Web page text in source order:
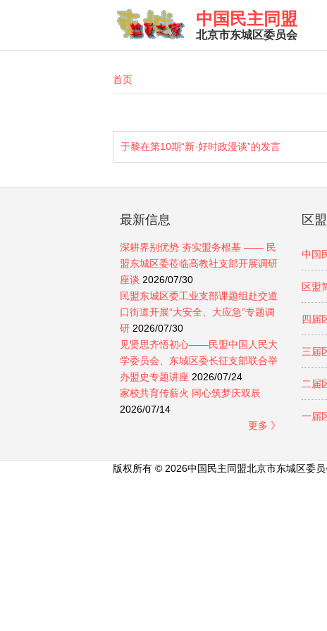
中国民主同盟
北京市东城区委员会
You are here
首页
于黎在第10期“新·好时政漫谈”的发言
最新信息
深耕界别优势 夯实盟务根基 —— 民
盟东城区委莅临高教社支部开展调研
座谈 2026/07/30
民盟东城区委工业支部课题组赴交道
口街道开展“大安全、大应急”专题调
研 2026/07/30
见贤思齐悟初心——民盟中国人民大
学委员会、东城区委长征支部联合举
办盟史专题讲座 2026/07/24
家校共育传薪火 同心筑梦庆双辰
2026/07/14
更多 》
区
中国
区盟
四届
三届
二届
一届
版权所有 © 2026中国民主同盟北京市东城区委